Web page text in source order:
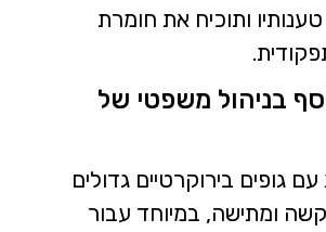
ותוכיח את חומרת
בניהול משפטי של
גופים בירוקרטיים גדולים
ומתישה, במיוחד עבור